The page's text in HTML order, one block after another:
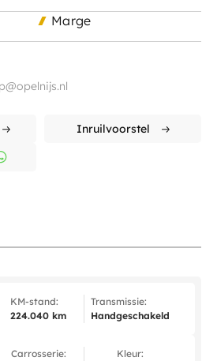
Marge
Inruilvoorstel
KM-stand:
224.040 km
Transmissie:
Handgeschakeld
Carrosserie:
Kleur: